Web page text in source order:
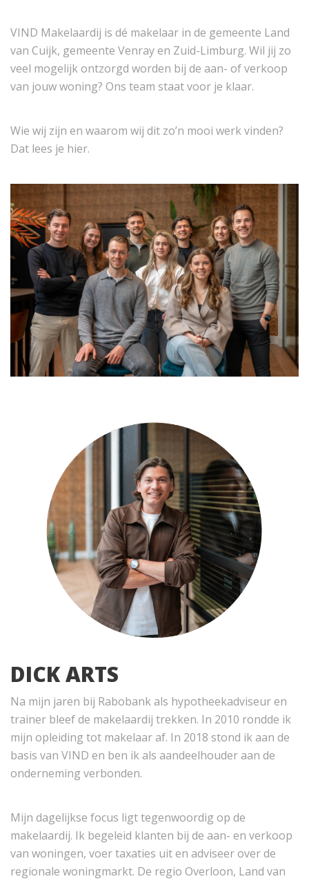
VIND Makelaardij is dé makelaar in de gemeente Land
van Cuijk, gemeente Venray en Zuid-Limburg. Wil jij zo
veel mogelijk ontzorgd worden bij de aan- of verkoop
van jouw woning? Ons team staat voor je klaar.
Wie wij zijn en waarom wij dit zo’n mooi werk vinden?
Dat lees je hier.
DICK ARTS
Na mijn jaren bij Rabobank als hypotheekadviseur en
trainer bleef de makelaardij trekken. In 2010 rondde ik
mijn opleiding tot makelaar af. In 2018 stond ik aan de
basis van VIND en ben ik als aandeelhouder aan de
onderneming verbonden.
Mijn dagelijkse focus ligt tegenwoordig op de
makelaardij. Ik begeleid klanten bij de aan- en verkoop
van woningen, voer taxaties uit en adviseer over de
regionale woningmarkt. De regio Overloon, Land van